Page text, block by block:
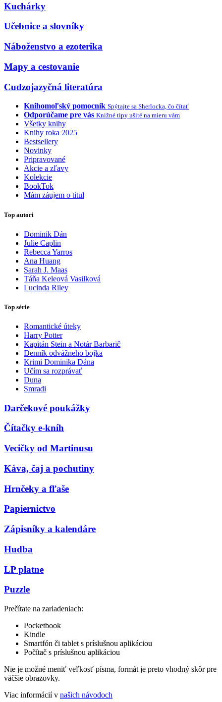
Kuchárky
Učebnice a slovníky
Náboženstvo a ezoterika
Mapy a cestovanie
Cudzojazyčná literatúra
Knihomoľský pomocník Spýtajte sa Sherlocka, čo čítať
Odporúčame pre vás Knižné tipy ušité na mieru vám
Všetky knihy
Knihy roka 2025
Bestsellery
Novinky
Pripravované
Akcie a zľavy
Kolekcie
BookTok
Mám záujem o titul
Top autori
Dominik Dán
Julie Caplin
Rebecca Yarros
Ana Huang
Sarah J. Maas
Táňa Keleová Vasilková
Lucinda Riley
Top série
Romantické úteky
Harry Potter
Kapitán Stein a Notár Barbarič
Denník odvážneho bojka
Krimi Dominika Dána
Učím sa rozprávať
Duna
Smradi
Darčekové poukážky
Čítačky e-kníh
Vecičky od Martinusu
Káva, čaj a pochutiny
Hrnčeky a fľaše
Papiernictvo
Zápisníky a kalendáre
Hudba
LP platne
Puzzle
Prečítate na zariadeniach:
Pocketbook
Kindle
Smartfón či tablet s príslušnou aplikáciou
Počítač s príslušnou aplikáciou
Nie je možné meniť veľkosť písma, formát je preto vhodný skôr pre
väčšie obrazovky.
Viac informácií v našich návodoch